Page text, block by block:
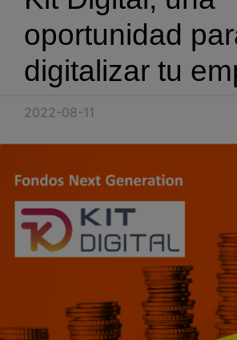
Recursos
Español
Entrar
Hablemos
oportunidad
digitalizar tu
2022-08-11